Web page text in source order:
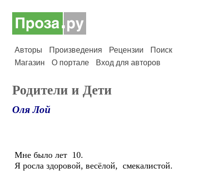
Авторы Произведения Рецензии
Поиск
Магазин
О портале Вход для авторов
Родители и Дети
Оля Лой
Мне было лет 10.
Я росла здоровой, весёлой, смекалистой.